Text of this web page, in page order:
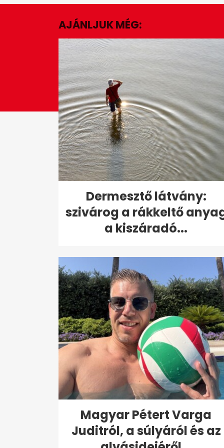
1
47
secondsVolume
0%
AJÁNLJUK MÉG:
Dermesztő látvány:
szivárog a rákkeltő
a kiszáradó...
Magyar Pétert Varga
Juditról, a súlyáról és az